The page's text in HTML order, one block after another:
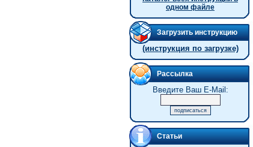
одном файле
Загрузить инструкцию
(инструкция по загрузке)
Рассылка
Введите Ваш E-Mail:
Статьи